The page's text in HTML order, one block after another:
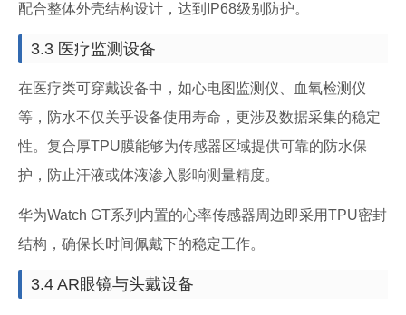
配合整体外壳结构设计，达到IP68级别防护。
3.3 医疗监测设备
在医疗类可穿戴设备中，如心电图监测仪、血氧检测仪
等，防水不仅关乎设备使用寿命，更涉及数据采集的稳定
性。复合厚TPU膜能够为传感器区域提供可靠的防水保
护，防止汗液或体液渗入影响测量精度。
华为Watch GT系列内置的心率传感器周边即采用TPU密封
结构，确保长时间佩戴下的稳定工作。
3.4 AR眼镜与头戴设备